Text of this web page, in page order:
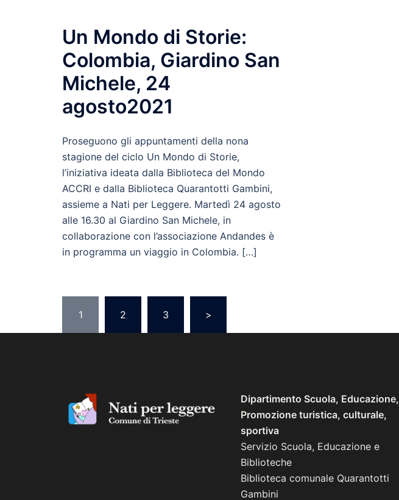
Un Mondo di Storie:
Colombia, Giardino San
Michele, 24
agosto2021
Proseguono gli appuntamenti della nona
stagione del ciclo Un Mondo di Storie,
l’iniziativa ideata dalla Biblioteca del Mondo
ACCRI e dalla Biblioteca Quarantotti Gambini,
assieme a Nati per Leggere. Martedì 24 agosto
alle 16.30 al Giardino San Michele, in
collaborazione con l’associazione Andandes è
in programma un viaggio in Colombia. […]
Paginazione
degli
1 2 3 >
Dipartimento Scuola, Educazione,
Promozione turistica, culturale,
sportiva
Servizio Scuola, Educazione e
Biblioteche
Biblioteca comunale Quarantotti
Gambini